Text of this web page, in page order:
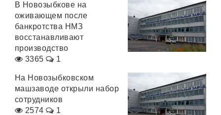
В Новозыбкове на
оживающем после
банкротства НМЗ
восстанавливают
производство
3365
1
На Новозыбковском
машзаводе открыли набор
сотрудников
2574
1